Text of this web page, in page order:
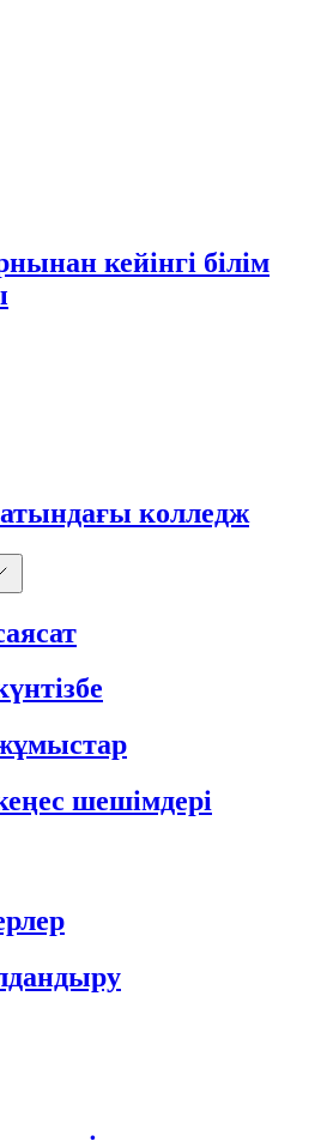
кейінгі білім
колледж
шешімдері